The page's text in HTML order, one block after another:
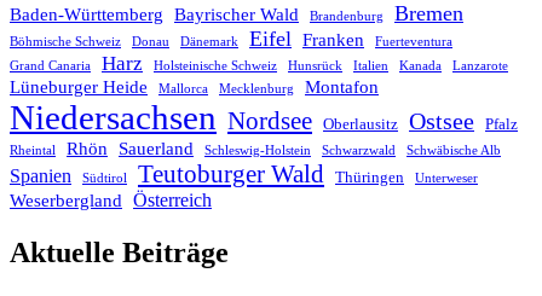
Baden-Württemberg Bayrischer Wald Brandenburg Bremen
Böhmische Schweiz Donau Dänemark Eifel Franken
Fuerteventura
Grand Canaria
Harz Holsteinische Schweiz Hunsrück Italien Kanada Lanzarote
Lüneburger Heide Mallorca Mecklenburg Montafon
Niedersachsen Nordsee Oberlausitz Ostsee Pfalz
Rheintal Rhön Sauerland Schleswig-Holstein Schwarzwald Schwäbische Alb
Spanien Südtirol Teutoburger Wald Thüringen Unterweser
Weserbergland Österreich
Aktuelle Beiträge